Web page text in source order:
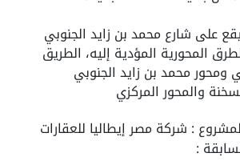
على شارع محمد بن زايد الجنوبي
والطرق المحورية المؤدية إليه، الطريق
ومحور محمد بن زايد الجنوبي
والمحور المركزي
: شركة مصر إيطاليا للعقارات
: